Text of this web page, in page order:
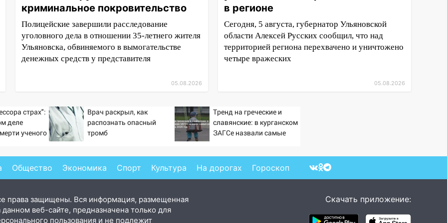
криминальное покровительство
Полицейские завершили расследование
уголовного дела в отношении 35-летнего жителя
Ульяновска, обвиняемого в вымогательстве
денежных средств у представителя
05.08.2026
в регионе
Сегодня, 5 августа, губернатор Ульяновской
области Алексей Русских сообщил, что над
территорией региона перехвачено и уничтожено
четыре вражеских
05.08.2026
страх":
деле
ученого
Врач раскрыл, как
распознать опасный
тромб
Тренд на греческие и
славянские: в курганском
ЗАГСе назвали самые
Общество Экономика Спорт Культура На дорогах Гороскоп
права защищены. Вся информация, размещенная
данном веб-сайте, предназначена только для
пользования и не подлежит
Скачать приложение: